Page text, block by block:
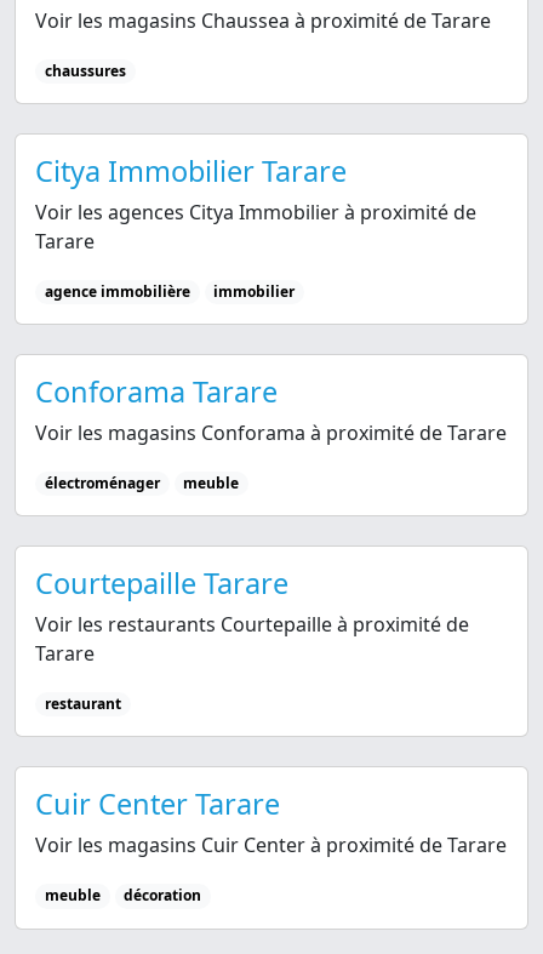
Voir les magasins Chaussea à proximité de Tarare
chaussures
Citya Immobilier Tarare
Voir les agences Citya Immobilier à proximité de
Tarare
agence immobilière immobilier
Conforama Tarare
Voir les magasins Conforama à proximité de Tarare
électroménager meuble
Courtepaille Tarare
Voir les restaurants Courtepaille à proximité de
Tarare
restaurant
Cuir Center Tarare
Voir les magasins Cuir Center à proximité de Tarare
meuble décoration